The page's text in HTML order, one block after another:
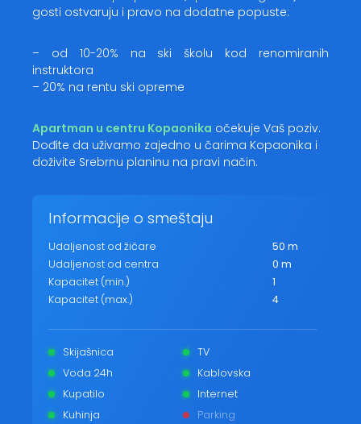
gosti ostvaruju i pravo na dodatne popuste:
– od 10-20% na ski školu kod renomiranih
instruktora
– 20% na rentu ski opreme
Apartman u centru Kopaonika očekuje Vaš poziv.
Dođite da uživamo zajedno u čarima Kopaonika i
doživite Srebrnu planinu na pravi način.
Informacije o smeštaju
Udaljenost od žičare
50 m
Udaljenost od centra
0 m
Kapacitet (min.)
1
Kapacitet (max.)
4
Skijašnica
TV
Voda 24h
Kablovska
Kupatilo
Internet
Kuhinja
Parking